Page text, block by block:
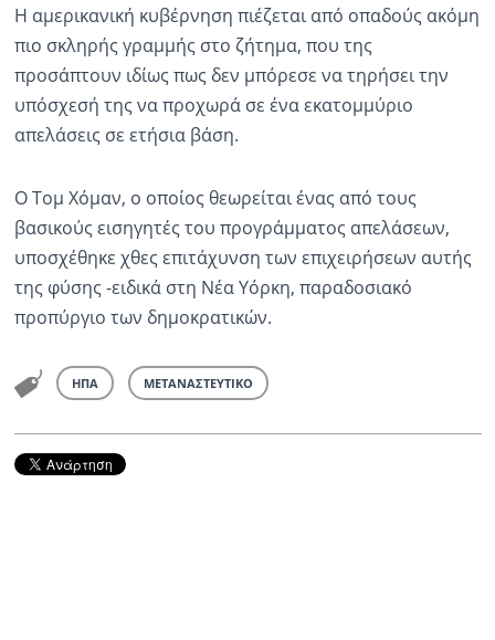
Η αμερικανική κυβέρνηση πιέζεται από οπαδούς ακόμη
πιο σκληρής γραμμής στο ζήτημα, που της
προσάπτουν ιδίως πως δεν μπόρεσε να τηρήσει την
υπόσχεσή της να προχωρά σε ένα εκατομμύριο
απελάσεις σε ετήσια βάση.
Ο Τομ Χόμαν, ο οποίος θεωρείται ένας από τους
βασικούς εισηγητές του προγράμματος απελάσεων,
υποσχέθηκε χθες επιτάχυνση των επιχειρήσεων αυτής
της φύσης -ειδικά στη Νέα Υόρκη, παραδοσιακό
προπύργιο των δημοκρατικών.
ΗΠΑ ΜΕΤΑΝΑΣΤΕΥΤΙΚΟ